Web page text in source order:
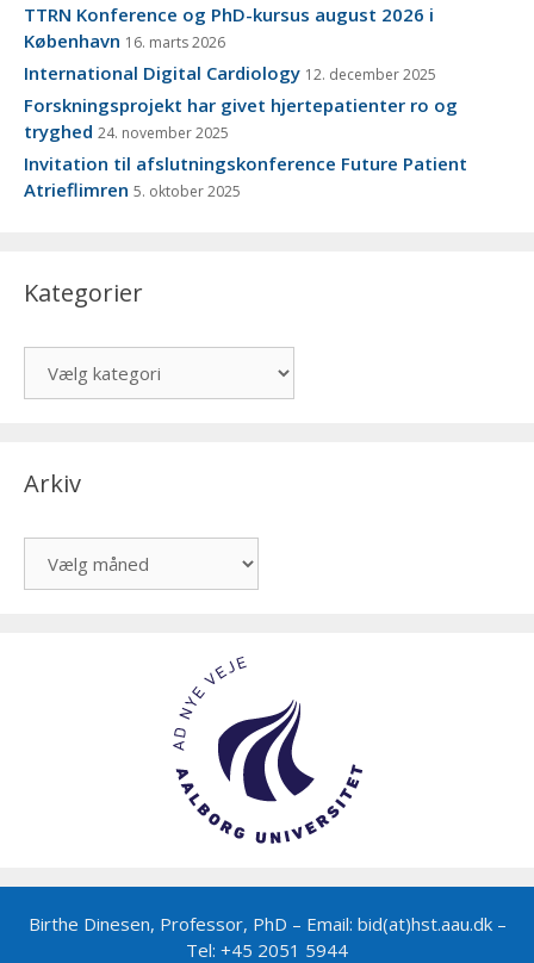
TTRN Konference og PhD-kursus august 2026 i
København 16. marts 2026
International Digital Cardiology 12. december 2025
Forskningsprojekt har givet hjertepatienter ro og
tryghed 24. november 2025
Invitation til afslutningskonference Future Patient
Atrieflimren 5. oktober 2025
Kategorier
Arkiv
Birthe Dinesen, Professor, PhD – Email: bid(at)hst.aau.dk –
Tel: +45 2051 5944